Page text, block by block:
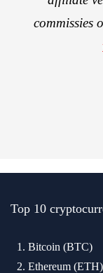
commissies
Top 10
Bitcoin (BTC)
Ethereum (ETH)